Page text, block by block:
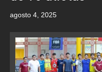
agosto 4, 2025